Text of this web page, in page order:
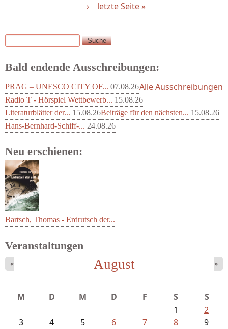
›
letzte Seite »
Suchformular
Suche
Bald endende Ausschreibungen:
PRAG – UNESCO CITY OF... 07.08.26
Radio T - Hörspiel Wettbewerb... 15.08.26
Literaturblätter der... 15.08.26Beiträge für den nächsten... 15.08.26
Hans-Bernhard-Schiff-... 24.08.26
Alle Ausschreibungen
Neu erschienen:
Bartsch, Thomas - Erdrutsch der...
Veranstaltungen
August
« »
M D M D F S
S
1
2
3
4 5 6 7 8
9